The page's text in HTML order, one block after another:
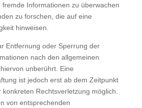
Informationen zu überwachen
zu forschen, die auf eine
hinweisen.
Entfernung oder Sperrung der
nach den allgemeinen
unberührt. Eine
ist jedoch erst ab dem Zeitpunkt
Rechtsverletzung möglich.
von entsprechenden